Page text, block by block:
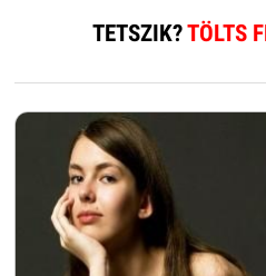
TETSZIK?TÖLTS